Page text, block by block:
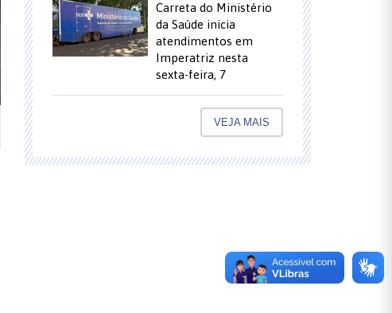
Carreta do Ministério
da Saúde inicia
atendimentos em
Imperatriz nesta
sexta-feira, 7
VEJA MAIS